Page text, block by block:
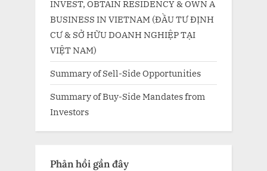
INVEST, OBTAIN RESIDENCY & OWN A
BUSINESS IN VIETNAM (ĐẦU TƯ ĐỊNH
CƯ & SỞ HỮU DOANH NGHIỆP TẠI
VIỆT NAM)
Summary of Sell-Side Opportunities
Summary of Buy-Side Mandates from
Investors
Phản hồi gần đây